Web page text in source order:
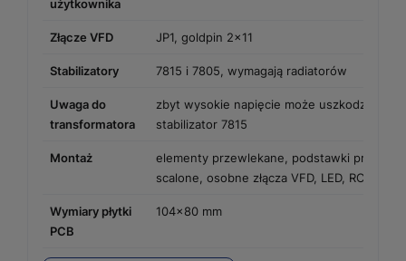
użytkownika
Złącze VFD JP1, goldpin 2×11
Stabilizatory 7815 i 7805, wymagają radiatorów
Uwaga do
transformatora
zbyt wysokie napięcie może uszkodzić
stabilizator 7815
Montaż
elementy przewlekane, podstawki
scalone, osobne złącza VFD, LED, RC5,
Wymiary płytki
PCB
104×80 mm